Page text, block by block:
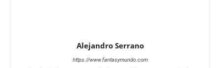
Alejandro Serrano
https://www.fantasymundo.com